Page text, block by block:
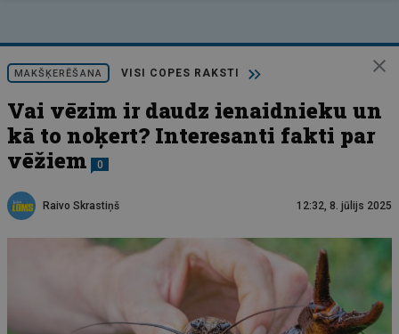
MAKŠĶERĒŠANA VISI COPES RAKSTI
Vai vēzim ir daudz ienaidnieku un
kā to noķert? Interesanti fakti par
vēžiem
0
Raivo Skrastiņš 12:32, 8. jūlijs 2025